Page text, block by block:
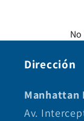
Dirección
Manhattan
Av.